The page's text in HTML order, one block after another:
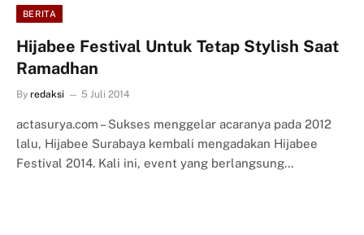
BERITA
Hijabee Festival Untuk Tetap Stylish Saat
Ramadhan
By redaksi 5 Juli 2014
actasurya.com – Sukses menggelar acaranya pada 2012
lalu, Hijabee Surabaya kembali mengadakan Hijabee
Festival 2014. Kali ini, event yang berlangsung…